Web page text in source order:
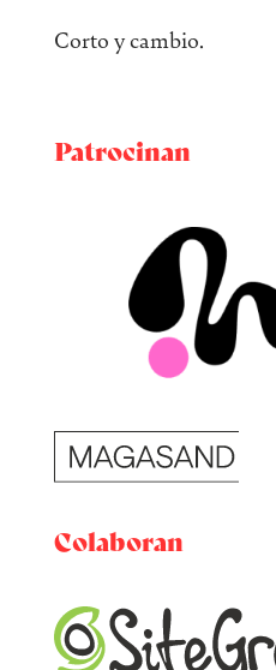
Corto y cambio.
Patrocinan
Colaboran